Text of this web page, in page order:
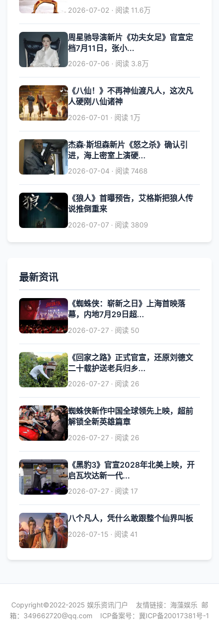
2026-07-02 · 阅读 11.6万
周星驰导演新片《功夫女足》官宣定
档7月11日，张小...
2026-07-06 · 阅读 3.8万
《八仙！》不再神仙渡凡人，这次凡
人硬刚八仙诸神
2026-07-01 · 阅读 1万
杰森·斯坦森新片《怒之杀》确认引
进，海上密室上演硬...
2026-07-04 · 阅读 7468
《狼人》首曝预告，艾格斯把狼人传
说推倒重来
2026-07-07 · 阅读 3809
最新资讯
《蜘蛛侠：崭新之日》上海首映落
幕，内地7月29日超...
2026-07-27 · 阅读 50
《回家之路》正式官宣，还原刘德文
二十载护送老兵归乡...
2026-07-27 · 阅读 26
蜘蛛侠新作中国全球领先上映，超前
解锁全新英雄篇章
2026-07-27 · 阅读 26
《黑豹3》官宣2028年北美上映，开
启瓦坎达新一代...
2026-07-27 · 阅读 17
八个凡人，凭什么敢跟整个仙界叫板
2026-07-15 · 阅读 41
Copyright©2022-2025 娱乐资讯门户 友情链接： 海藻娱乐 邮
箱： 349662720@qq.com ICP备案号： 冀ICP备20017381号-1